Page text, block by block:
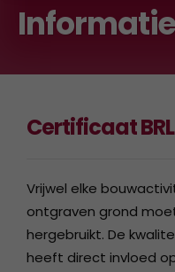
Informatie
Certificaat
Vrijwel elke
ontgraven grond
hergebruikt. De
heeft direct invloed